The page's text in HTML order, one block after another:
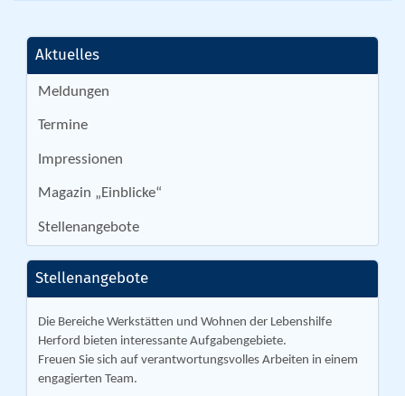
Aktuelles
Meldungen
Termine
Impressionen
Magazin „Einblicke“
Stellenangebote
Stellenangebote
Die Bereiche Werkstätten und Wohnen der Lebenshilfe
Herford bieten interessante Aufgabengebiete.
Freuen Sie sich auf verantwortungsvolles Arbeiten in einem
engagierten Team.